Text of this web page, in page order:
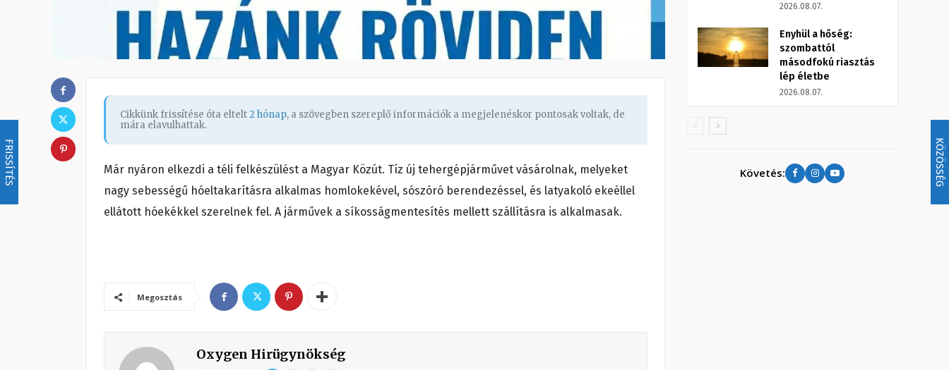
FRISSÍTÉS KÖZÖSSÉG
Cikkünk frissítése óta eltelt2 hónap, a szövegben szereplő információk a megjelenéskor pontosak voltak, de
mára elavulhattak.
Már nyáron elkezdi a téli felkészülést a Magyar Közút. Tíz új tehergépjárművet vásárolnak, melyeket
nagy sebességű hóeltakarításra alkalmas homlokekével, sószóró berendezéssel, és latyakoló ekeéllel
ellátott hóekékkel szerelnek fel. A járművek a síkosságmentesítés mellett szállításra is alkalmasak.
Megosztás
Oxygen Hirügynökség
2026.08.07.
Enyhül a hőség:
szombattól
másodfokú riasztás
lép életbe
2026.08.07.
Követés: